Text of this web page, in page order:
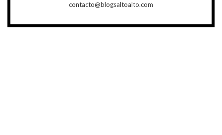
contacto@blogsaltoalto.com